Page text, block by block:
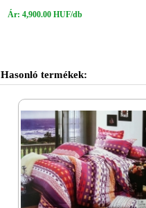
Ár: 4,900.00 HUF/db
Hasonló termékek: